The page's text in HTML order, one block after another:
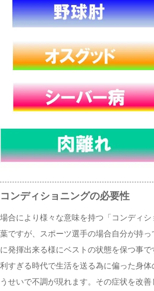
コンディショニングの必要性
場合により様々な意味を持つ「コンディ
葉ですが、スポーツ選手の場合自分が持
に発揮出来る様にベストの状態を保つ事
利すぎる時代で生活を送る為に偏った身体
うせいで不調が現れます。その症状を改